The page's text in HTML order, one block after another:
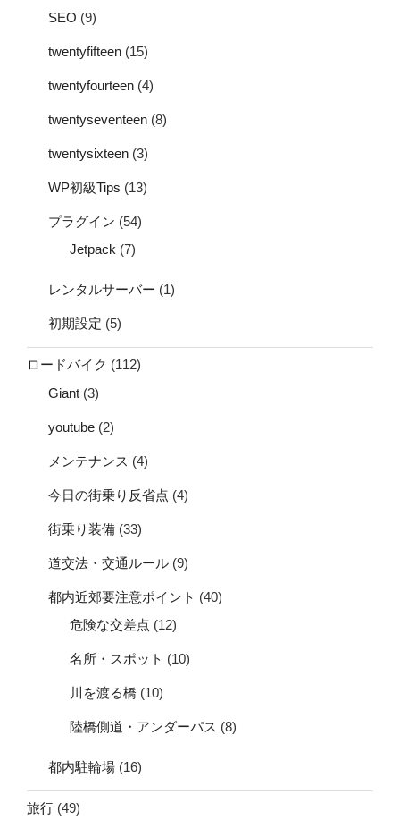
SEO (9)
twentyfifteen (15)
twentyfourteen (4)
twentyseventeen (8)
twentysixteen (3)
WP初級Tips (13)
プラグイン (54)
Jetpack (7)
レンタルサーバー (1)
初期設定 (5)
ロードバイク (112)
Giant (3)
youtube (2)
メンテナンス (4)
今日の街乗り反省点 (4)
街乗り装備 (33)
道交法・交通ルール (9)
都内近郊要注意ポイント (40)
危険な交差点 (12)
名所・スポット (10)
川を渡る橋 (10)
陸橋側道・アンダーパス (8)
都内駐輪場 (16)
旅行 (49)